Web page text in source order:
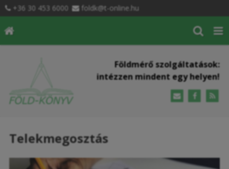
+36 30 453 6000 foldk@t-online.hu
Földmérő szolgáltatások:
intézzen mindent egy helyen!
Telekmegosztás